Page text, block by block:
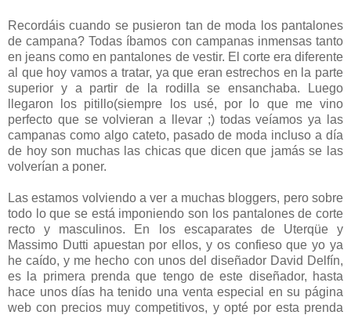
Recordáis cuando se pusieron tan de moda los pantalones
de campana? Todas íbamos con campanas inmensas tanto
en jeans como en pantalones de vestir. El corte era diferente
al que hoy vamos a tratar, ya que eran estrechos en la parte
superior y a partir de la rodilla se ensanchaba. Luego
llegaron los pitillo(siempre los usé, por lo que me vino
perfecto que se volvieran a llevar ;) todas veíamos ya las
campanas como algo cateto, pasado de moda incluso a día
de hoy son muchas las chicas que dicen que jamás se las
volverían a poner.
Las estamos volviendo a ver a muchas bloggers, pero sobre
todo lo que se está imponiendo son los pantalones de corte
recto y masculinos. En los escaparates de Uterqüe y
Massimo Dutti apuestan por ellos, y os confieso que yo ya
he caído, y me hecho con unos del diseñador David Delfín,
es la primera prenda que tengo de este diseñador, hasta
hace unos días ha tenido una venta especial en su página
web con precios muy competitivos, y opté por esta prenda